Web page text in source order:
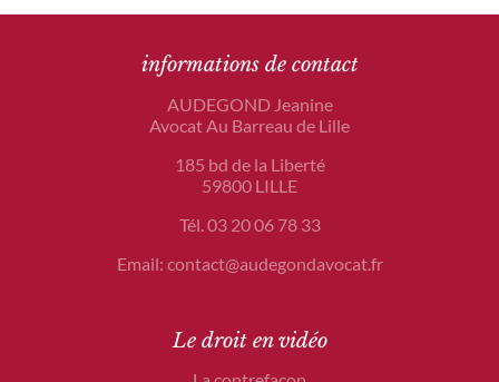
informations de contact
AUDEGOND Jeanine
Avocat Au Barreau de Lille
185 bd de la Liberté
59800 LILLE
Tél. 03 20 06 78 33
Email: contact@audegondavocat.fr
Le droit en vidéo